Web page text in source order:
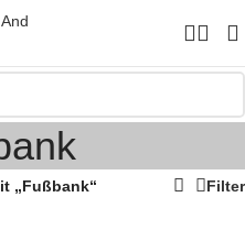
„Fußbank“ Filter